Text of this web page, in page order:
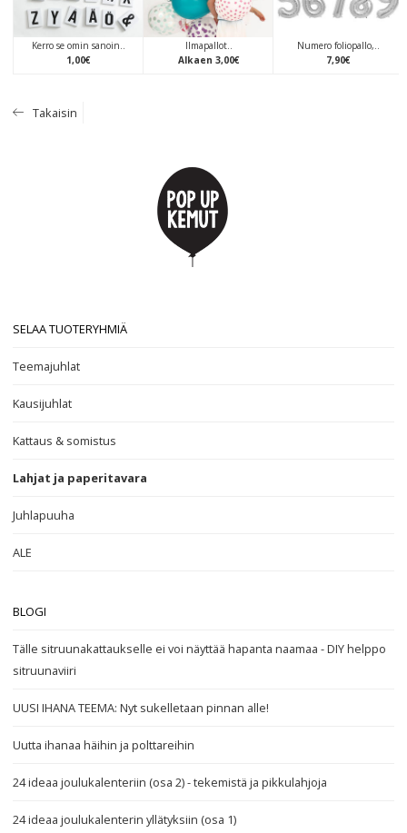
Kerro se omin sanoin..
1,00€
Ilmapallot..
Alkaen 3,00€
Numero foliopallo,..
7,90€
Takaisin
SELAA TUOTERYHMIÄ
Teemajuhlat
Kausijuhlat
Kattaus & somistus
Lahjat ja paperitavara
Juhlapuuha
ALE
BLOGI
Tälle sitruunakattaukselle ei voi näyttää hapanta naamaa - DIY helppo
sitruunaviiri
UUSI IHANA TEEMA: Nyt sukelletaan pinnan alle!
Uutta ihanaa häihin ja polttareihin
24 ideaa joulukalenteriin (osa 2) - tekemistä ja pikkulahjoja
24 ideaa joulukalenterin yllätyksiin (osa 1)